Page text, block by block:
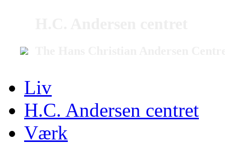
Liv
H.C. Andersen centret
Værk